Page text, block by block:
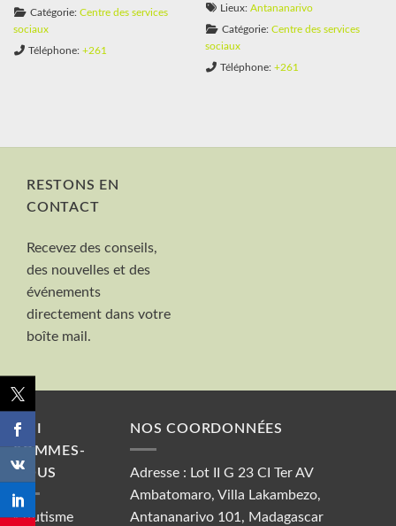
Catégorie: Centre des services
sociaux
Téléphone: +261
Lieux: Antananarivo
Catégorie: Centre des services
sociaux
Téléphone: +261
RESTONS EN
CONTACT
Recevez des conseils,
des nouvelles et des
événements
directement dans votre
boîte mail.
QUI
SOMMES-
NOUS
« Autisme
NOS COORDONNÉES
Adresse : Lot II G 23 CI Ter AV
Ambatomaro, Villa Lakambezo,
Antananarivo 101, Madagascar